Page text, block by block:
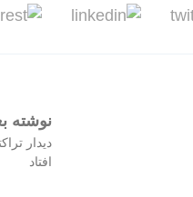
نوشته
دیدار
افتاد